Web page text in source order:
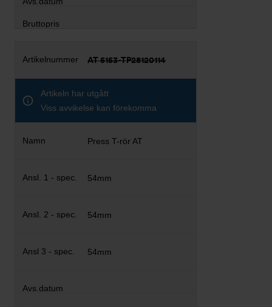
AT 5153-TP28120114
Artikeln har utgått
Viss avvikelse kan förekomma
Press T-rör AT
54mm
54mm
54mm